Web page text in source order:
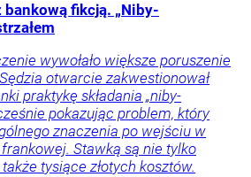
bankową fikcją. „Niby-
wywołało większe poruszenie
otwarcie zakwestionował
praktykę składania „niby-
pokazując problem, który
znaczenia po wejściu w
Stawką są nie tylko
tysiące złotych kosztów.